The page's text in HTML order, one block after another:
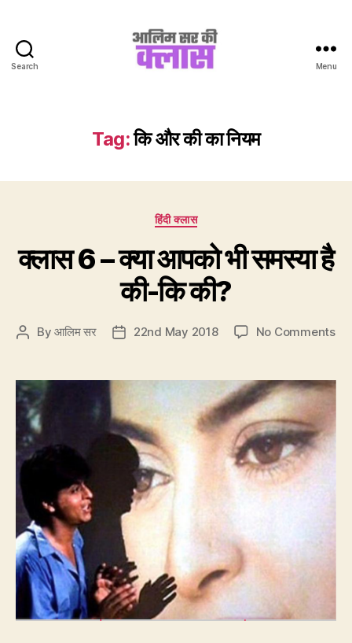
Search
Class
Menu
Tag:कि और की का नियम
Categories
हिंदी क्लास
क्लास 6 – क्या आपको भी समस्या है
की-कि की?
PostByआलिम सर
Post22nd May 2018 No Commentson
–
भी